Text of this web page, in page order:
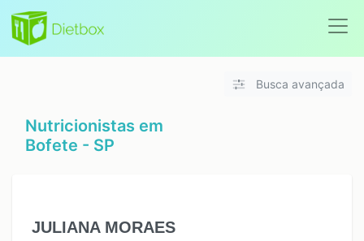
Busca avançada
Nutricionistas em
Bofete - SP
JULIANA MORAES